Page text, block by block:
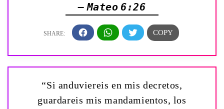
— Mateo 6:26
“Si anduviereis en mis decretos,
guardareis mis mandamientos, los